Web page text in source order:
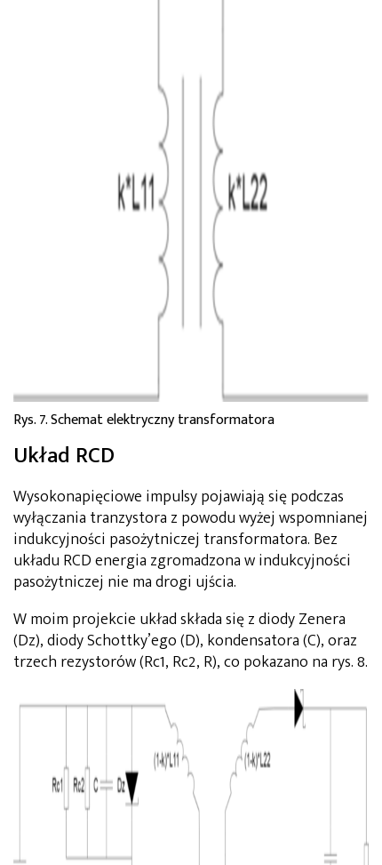
Rys. 7. Schemat elektryczny transformatora
Układ RCD
Wysokonapięciowe impulsy pojawiają się podczas
wyłączania tranzystora z powodu wyżej wspomnianej
indukcyjności pasożytniczej transformatora. Bez
układu RCD energia zgromadzona w indukcyjności
pasożytniczej nie ma drogi ujścia.
W moim projekcie układ składa się z diody Zenera
(Dz), diody Schottky’ego (D), kondensatora (C), oraz
trzech rezystorów (Rc1, Rc2, R), co pokazano na rys. 8.